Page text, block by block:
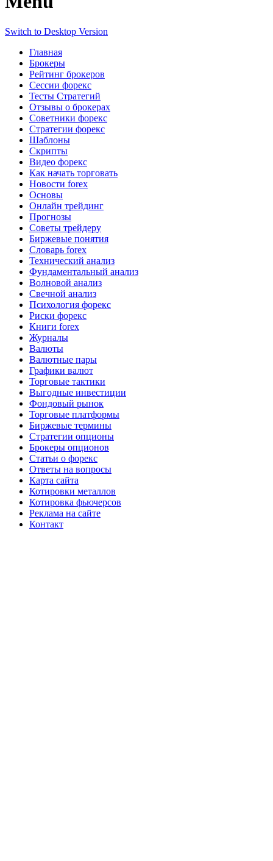
Switch to Desktop Version
Главная
Брокеры
Рейтинг брокеров
Сессии форекс
Тесты Стратегий
Отзывы о брокерах
Советники форекс
Стратегии форекс
Шаблоны
Скрипты
Видео форекс
Как начать торговать
Новости forex
Основы
Онлайн трейдинг
Прогнозы
Советы трейдеру
Биржевые понятия
Словарь forex
Технический анализ
Фундаментальный анализ
Волновой анализ
Свечной анализ
Психология форекс
Риски форекс
Книги forex
Журналы
Валюты
Валютные пары
Графики валют
Торговые тактики
Выгодные инвестиции
Фондовый рынок
Торговые платформы
Биржевые термины
Стратегии опционы
Брокеры опционов
Статьи о форекс
Ответы на вопросы
Карта сайта
Котировки металлов
Котировка фьючерсов
Реклама на сайте
Контакт